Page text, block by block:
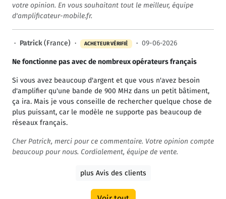
votre opinion. En vous souhaitant tout le meilleur, équipe
d'amplificateur-mobile.fr.
· Patrick(France) · ACHETEUR VÉRIFIÉ · 09-06-2026
Ne fonctionne pas avec de nombreux opérateurs français
Si vous avez beaucoup d'argent et que vous n'avez besoin
d'amplifier qu'une bande de 900 MHz dans un petit bâtiment,
ça ira. Mais je vous conseille de rechercher quelque chose de
plus puissant, car le modèle ne supporte pas beaucoup de
réseaux français.
Cher Patrick, merci pour ce commentaire. Votre opinion compte
beaucoup pour nous. Cordialement, équipe de vente.
plus Avis des clients